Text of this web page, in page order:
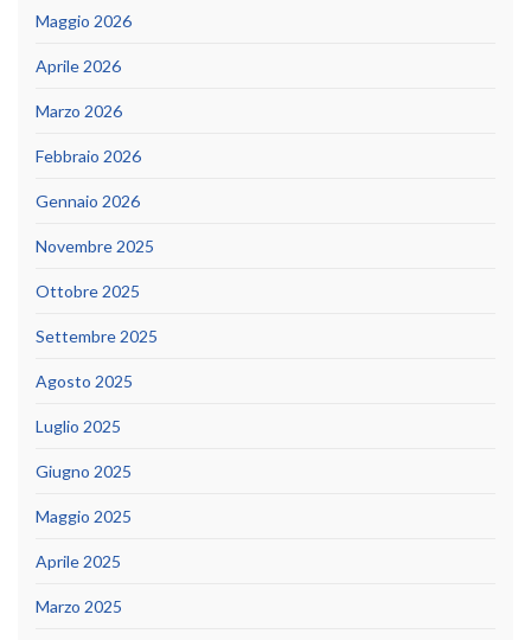
Maggio 2026
Aprile 2026
Marzo 2026
Febbraio 2026
Gennaio 2026
Novembre 2025
Ottobre 2025
Settembre 2025
Agosto 2025
Luglio 2025
Giugno 2025
Maggio 2025
Aprile 2025
Marzo 2025